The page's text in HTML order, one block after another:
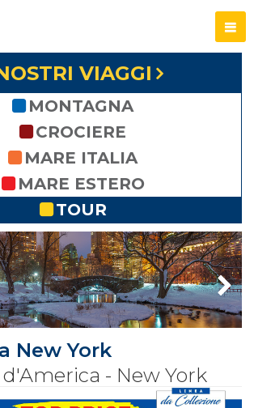
VIAGGI
MONTAGNA
CROCIERE
MARE ITALIA
MARE ESTERO
TOUR
New York
- New York